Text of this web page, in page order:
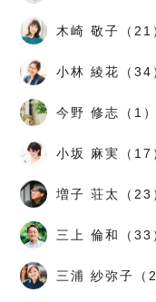
木崎 敬子（21
小林 綾花（34
今野 修志（1）
小坂 麻実（17
増子 荘太（23
三上 倫和（33
三浦 紗弥子（